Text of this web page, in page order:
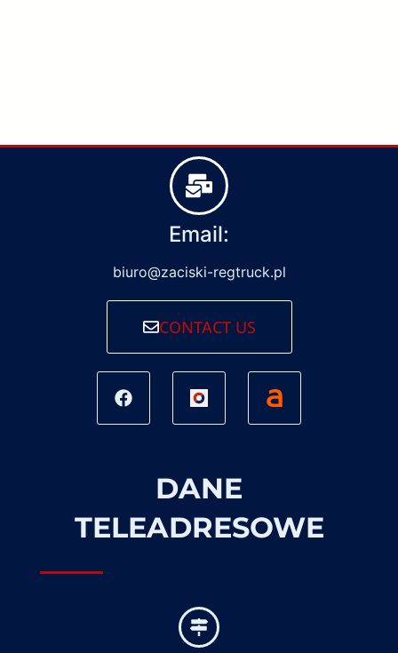
Email:
biuro@zaciski-regtruck.pl
CONTACT US
DANE
TELEADRESOWE